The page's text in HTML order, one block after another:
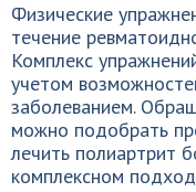
Физические
течение
Комплекс
учетом
заболеванием.
можно подобрать
лечить полиартрит
комплексном